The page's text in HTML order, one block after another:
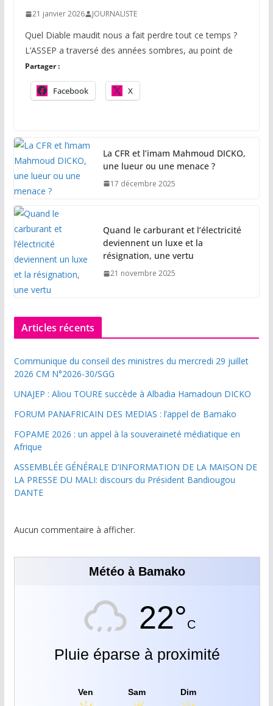
21 janvier 2026 JOURNALISTE
Quel Diable maudit nous a fait perdre tout ce temps ?
L’ASSEP a traversé des années sombres, au point de
Partager :
Facebook X
La CFR et l’imam Mahmoud DICKO,
une lueur ou une menace ?
17 décembre 2025
Quand le carburant et l’électricité
deviennent un luxe et la
résignation, une vertu
21 novembre 2025
Articles récents
Communique du conseil des ministres du mercredi 29 juillet
2026 CM N°2026-30/SGG
UNAJEP : Aliou TOURE succède à Albadia Hamadoun DICKO
FORUM PANAFRICAIN DES MEDIAS : l’appel de Bamako
FOPAME 2026 : un appel à la souveraineté médiatique en
Afrique
ASSEMBLÉE GÉNÉRALE D’INFORMATION DE LA MAISON DE
LA PRESSE DU MALI: discours du Président Bandiougou
DANTE
Aucun commentaire à afficher.
Météo à Bamako
22°C
Pluie éparse à proximité
Ven Sam Dim